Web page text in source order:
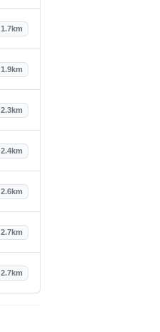
1.7km
1.9km
2.3km
2.4km
2.6km
2.7km
2.7km